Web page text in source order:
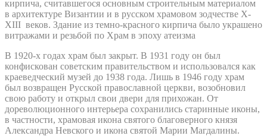
кирпича, считавшегося основным строительным материалом
в архитектуре Византии и в русском храмовом зодчестве X-
XIII веков. Здание из темно-красного кирпича было украшено
витражами и резьбой по Храм в эпоху атеизма
В 1920-х годах храм был закрыт. В 1931 году он был
конфискован советским правительством и использовался как
краеведческий музей до 1938 года. Лишь в 1946 году храм
был возвращен Русской православной церкви, возобновил
свою работу и открыл свои двери для прихожан. От
дореволюционного интерьера сохранились старинные иконы,
в частности, храмовая икона святого благоверного князя
Александра Невского и икона святой Марии Магдалины.